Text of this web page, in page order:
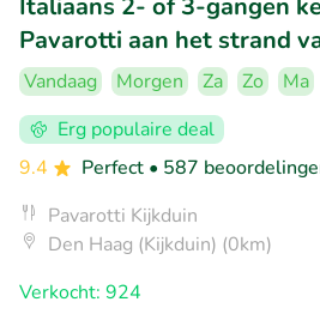
Italiaans 2- of 3-gangen
Pavarotti aan het strand
Vandaag Morgen Za Zo Ma
Erg populaire deal
9.4
Perfect • 587
Pavarotti Kijkduin
Den Haag (Kijkduin) (0km)
Verkocht: 924